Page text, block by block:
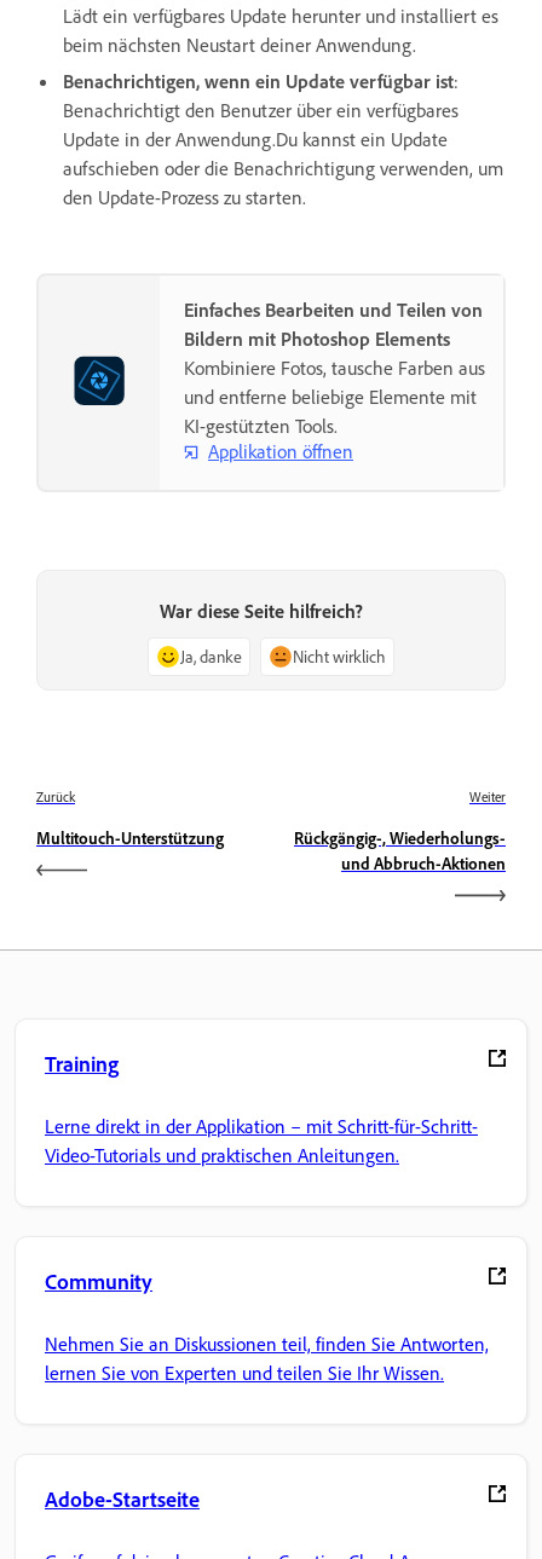
Lädt ein verfügbares Update herunter und installiert es
beim nächsten Neustart deiner Anwendung.
Benachrichtigen, wenn ein Update verfügbar ist:
Benachrichtigt den Benutzer über ein verfügbares
Update in der Anwendung.Du kannst ein Update
aufschieben oder die Benachrichtigung verwenden, um
den Update-Prozess zu starten.
Einfaches Bearbeiten und Teilen von
Bildern mit Photoshop Elements
Kombiniere Fotos, tausche Farben aus
und entferne beliebige Elemente mit
KI-gestützten Tools.
Applikation öffnen
War diese Seite hilfreich?
Ja, danke Nicht wirklich
Zurück
Multitouch-Unterstützung
Weiter
Rückgängig-, Wiederholungs-
und Abbruch-Aktionen
Training
Lerne direkt in der Applikation – mit Schritt-für-Schritt-
Video-Tutorials und praktischen Anleitungen.
Community
Nehmen Sie an Diskussionen teil, finden Sie Antworten,
lernen Sie von Experten und teilen Sie Ihr Wissen.
Adobe-Startseite